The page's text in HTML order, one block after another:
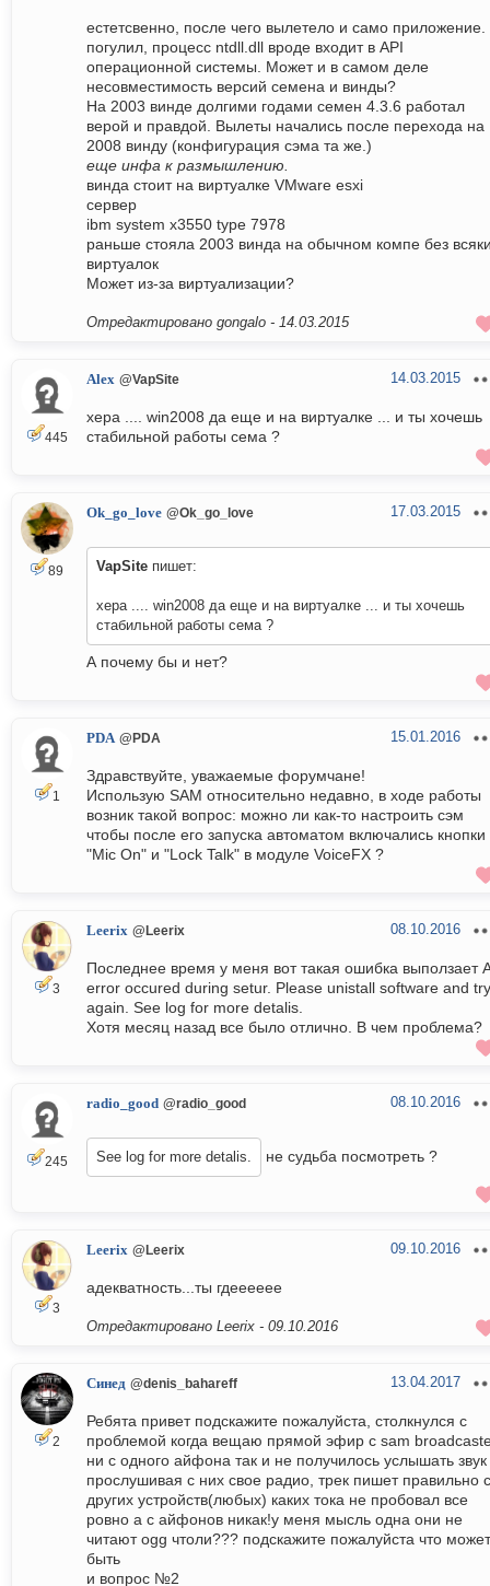
естетсвенно, после чего вылетело и само приложение.
погулил, процесс ntdll.dll вроде входит в API
операционной системы. Может и в самом деле
несовместимость версий семена и винды?
На 2003 винде долгими годами семен 4.3.6 работал
верой и правдой. Вылеты начались после перехода на
2008 винду (конфигурация сэма та же.)
еще инфа к размышлению.
винда стоит на виртуалке VMware esxi
сервер
ibm system x3550 type 7978
раньше стояла 2003 винда на обычном компе без
виртуалок
Может из-за виртуализации?
Отредактировано gongalo - 14.03.2015
445
Alex @VapSite 14.03.2015
хера .... win2008 да еще и на виртуалке ... и ты хочешь
стабильной работы сема ?
89
Ok_go_love @Ok_go_love 17.03.2015
VapSite пишет:
хера .... win2008 да еще и на виртуалке ... и ты хочешь
стабильной работы сема ?
А почему бы и нет?
1
PDA @PDA 15.01.2016
Здравствуйте, уважаемые форумчане!
Использую SAM относительно недавно, в ходе работы
возник такой вопрос: можно ли как-то настроить сэм
чтобы после его запуска автоматом включались кнопки
"Mic On" и "Lock Talk" в модуле VoiceFX ?
3
Leerix @Leerix 08.10.2016
Последнее время у меня вот такая ошибка выползает
error occured during setur. Please unistall software and try
again. See log for more detalis.
Хотя месяц назад все было отлично. В чем проблема?
245
radio_good @radio_good 08.10.2016
See log for more detalis. не судьба посмотреть ?
3
Leerix @Leerix 09.10.2016
адекватность...ты гдееееее
Отредактировано Leerix - 09.10.2016
2
Синед @denis_bahareff 13.04.2017
Ребята привет подскажите пожалуйста, столкнулся с
проблемой когда вещаю прямой эфир с sam
ни с одного айфона так и не получилось услышать звук
прослушивая с них свое радио, трек пишет правильно с
других устройств(любых) каких тока не пробовал все
ровно а с айфонов никак!у меня мысль одна они не
читают ogg чтоли??? подскажите пожалуйста что может
быть
и вопрос №2